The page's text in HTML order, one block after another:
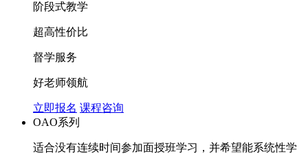
阶段式教学
超高性价比
督学服务
好老师领航
立即报名 课程咨询
OAO系列
适合没有连续时间参加面授班学习，并希望能系统性学